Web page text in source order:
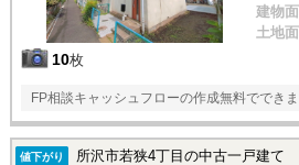
10枚
建物
土地
FP相談キャッシュフローの作成無料ででき
値下がり 所沢市若狭4丁目の中古一戸建て